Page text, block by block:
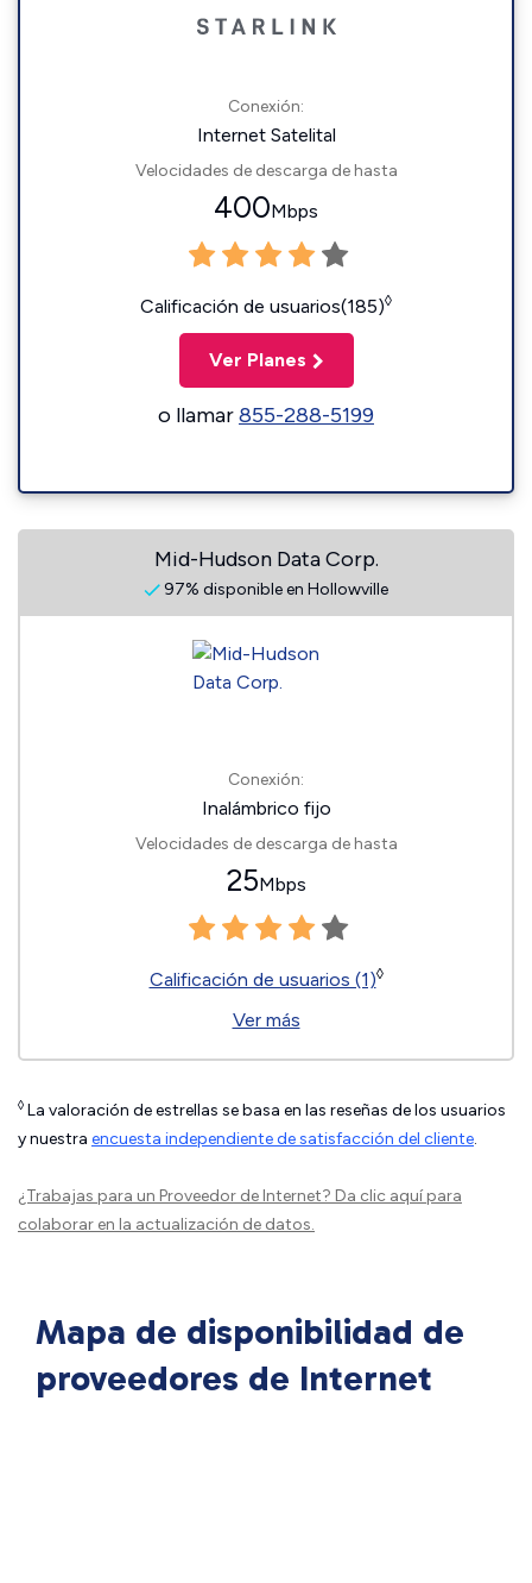
Conexión:
Internet Satelital
Velocidades de descarga de hasta
400Mbps
Calificación de usuarios(185)◊
Ver Planes
o llamar855-288-5199
Mid-Hudson Data Corp.
97% disponible en Hollowville
Conexión:
Inalámbrico fijo
Velocidades de descarga de hasta
25Mbps
Calificación de usuarios (1)◊
Ver más
◊ La valoración de estrellas se basa en las reseñas de los usuarios
y nuestra encuesta independiente de satisfacción del cliente.
¿Trabajas para un Proveedor de Internet? Da clic aquípara
colaborar en la actualización de datos.
Mapa de disponibilidad de
proveedores de Internet